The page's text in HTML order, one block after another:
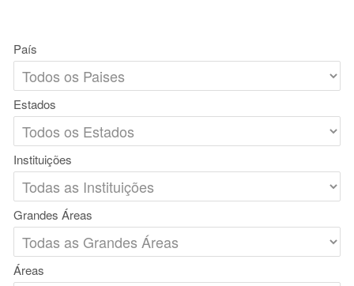
País
Estados
Instituições
Grandes Áreas
Áreas